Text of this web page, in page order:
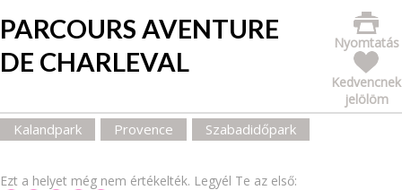
PARCOURS AVENTURE
DE CHARLEVAL
Nyomtatás
Kedvencnek
jelölöm
Kalandpark Provence Szabadidőpark
Ezt a helyet még nem értékelték. Legyél Te az első: